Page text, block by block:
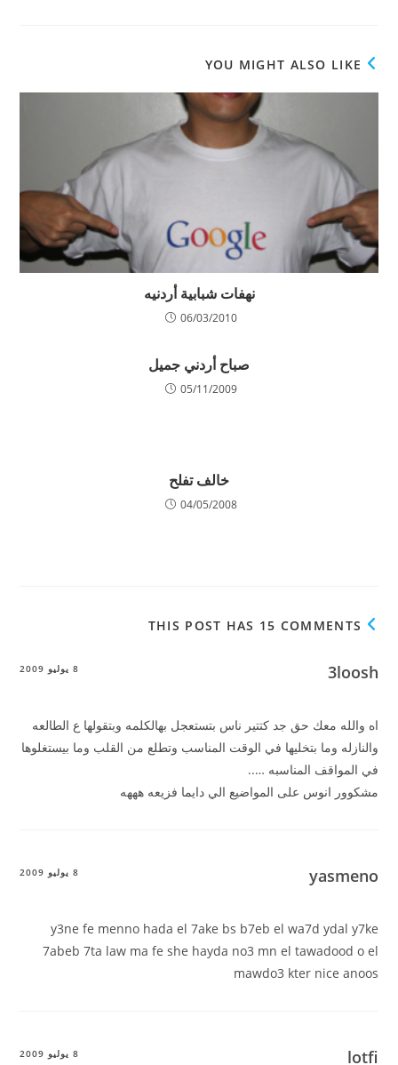
YOU MIGHT ALSO LIKE
نهفات شبابية أردنيه
06/03/2010
صباح أردني جميل
05/11/2009
خالف تفلح
04/05/2008
THIS POST HAS 15 COMMENTS
3loosh 8 يوليو 2009
اه والله معك حق جد كتتير ناس بتستعجل بهالكلمه وبتقولها ع الطالعه
والنازله وما بتخليها في الوقت المناسب وتطلع من القلب وما بيستغلوها
في المواقف المناسبه …..
مشكوور انوس على المواضيع الي دايما فزيعه هههه
yasmeno 8 يوليو 2009
y3ne fe menno hada el 7ake bs b7eb el wa7d ydal y7ke
7abeb 7ta law ma fe she hayda no3 mn el tawadood o el
mawdo3 kter nice anoos
lotfi 8 يوليو 2009